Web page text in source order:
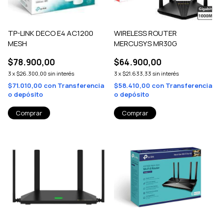
TP-LINK DECO E4 AC1200
MESH
$78.900,00
3 x $26.300,00 sin interés
$71.010,00 con Transferencia
o depósito
WIRELESS ROUTER
MERCUSYS MR30G
$64.900,00
3 x $21.633,33 sin interés
$58.410,00 con Transferencia
o depósito